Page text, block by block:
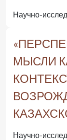
Научно-
МЫСЛИ
Научно-